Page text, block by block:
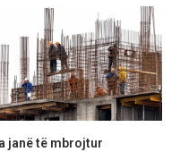
janë të mbrojtur